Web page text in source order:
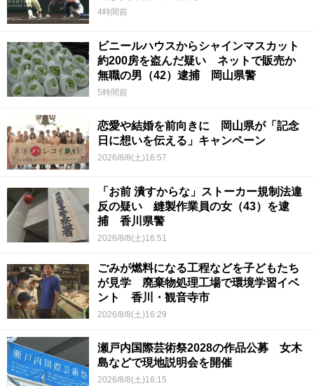
4時間前
ビニールハウスからシャインマスカット
約200房を盗んだ疑い ネットで販売か
無職の男（42）逮捕 岡山県警
5時間前
恋愛や結婚を前向きに 岡山県が「記念
日に想いを伝える」キャンペーン
2026/8/8(土)16:57
「お前 潰すからな」ストーカー規制法違
反の疑い 縫製作業員の女（43）を逮
捕 香川県警
2026/8/8(土)16:51
ごみが燃料になる工程などを子どもたち
が見学 廃棄物処理工場で環境学習イベ
ント 香川・観音寺市
2026/8/8(土)16:29
瀬戸内国際芸術祭2028の作品公募 女木
島などで現地説明会を開催
2026/8/8(土)16:15